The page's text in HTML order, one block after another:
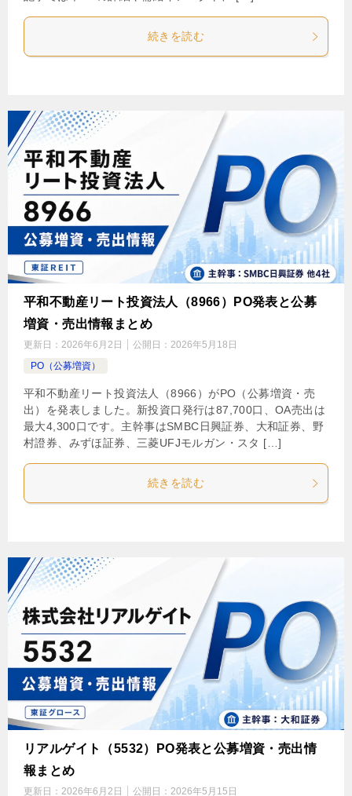
続きを読む
平和不動産リート投資法人（8966）PO発表と公募
増資・売出情報まとめ
更新日： 2026年6月2日 公開日： 2026年5月18日
PO（公募増資）
平和不動産リート投資法人（8966）がPO（公募増資・売
出）を発表しました。新投資口発行は87,700口、OA売出は
最大4,300口です。主幹事はSMBC日興証券、大和証券、野
村證券、みずほ証券、三菱UFJモルガン・スタ […]
続きを読む
リアルゲイト（5532）PO発表と公募増資・売出情
報まとめ
更新日： 2026年6月2日 公開日： 2026年5月15日